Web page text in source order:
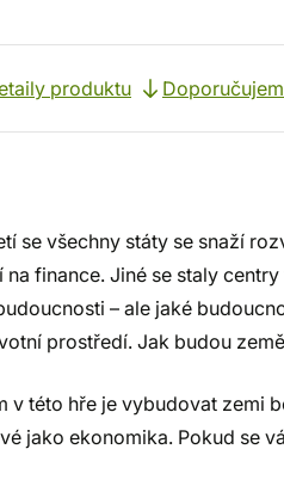
produktu
se všechny státy se snaží
na finance. Jiné se staly
– ale jaké
prostředí. Jak budou
v této hře je vybudovat zemi
jako ekonomika. Pokud se